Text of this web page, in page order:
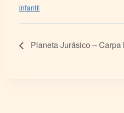
infantil
Planeta Jurásico –